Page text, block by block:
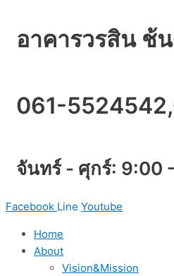
content
อาคารวรสิน ช้
061-
จันทร์ - ศุกร์: 9:00
Facebook Line Youtube
Home
About
Vision&Mission